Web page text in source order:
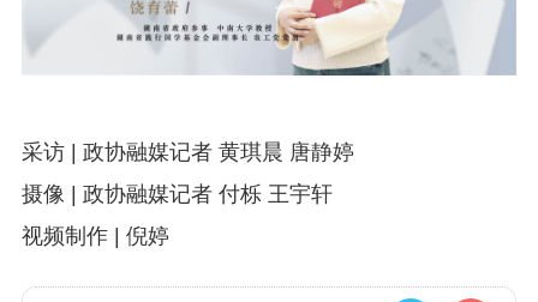
采访 | 政协融媒记者 黄琪晨 唐静婷
摄像 | 政协融媒记者 付栎 王宇轩
视频制作 | 倪婷